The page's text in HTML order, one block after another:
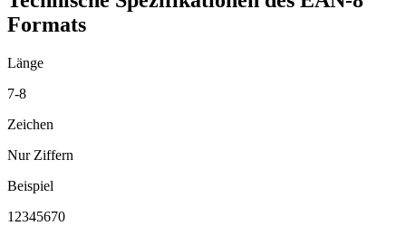
Formats
Länge
7-8
Zeichen
Nur Ziffern
Beispiel
12345670